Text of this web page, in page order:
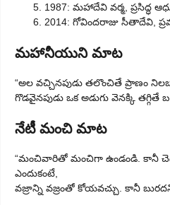
1987: మహాదేవి వర్మ, ప్రసిద్ధ
2014: గోవిందరాజు సీతాదేవి,
మహానీయుని మాట
“అల వచ్చినపుడు తలొంచితే ప్రాణం
గొడవైనపుడు ఒక అడుగు వెనక్కి తగ్గితే
నేటీ మంచి మాట
“మంచివారితో మంచిగా ఉండండి. కానీ
ఎందుకంటే,
వజ్రాన్ని వజ్రంతో కోయవచ్చు. కానీ